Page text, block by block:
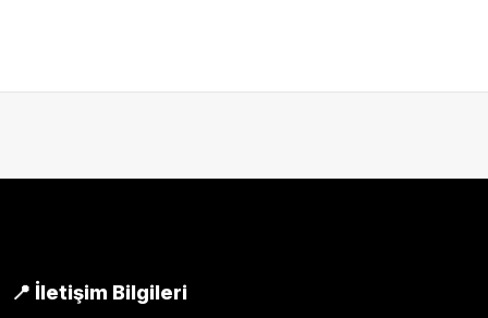
📍 İletişim Bilgileri